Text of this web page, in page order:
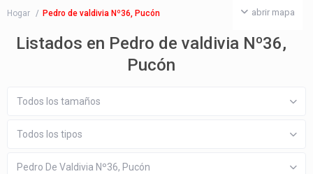
abrir mapa
Hogar Pedro de valdivia Nº36, Pucón
Listados en Pedro de valdivia Nº36,
Pucón
Todos los tamaños
Todos los tipos
Pedro De Valdivia Nº36, Pucón